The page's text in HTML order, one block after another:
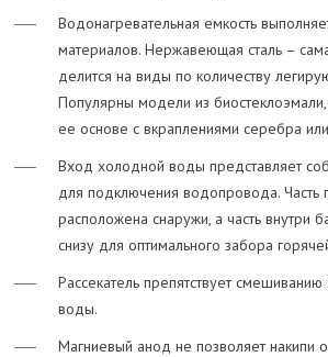
Водонагревательная емкость
материалов. Нержавеющая сталь –
делится на виды по количеству
Популярны модели из
ее основе с вкраплениями серебра или
Вход холодной воды представляет
для подключения водопровода. Часть
расположена снаружи, а часть внутри
снизу для оптимального забора
Рассекатель препятствует
воды.
Магниевый анод не позволяет накипи